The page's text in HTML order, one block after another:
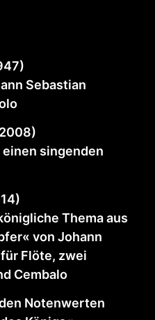
Sebastian
singenden
Thema aus
von Johann
Flöte, zwei
Cembalo
Notenwerten